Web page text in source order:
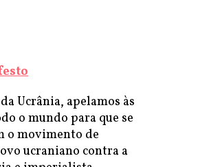
Ucrânia, apelamos às
o mundo para que se
o movimento de
ucraniano contra a